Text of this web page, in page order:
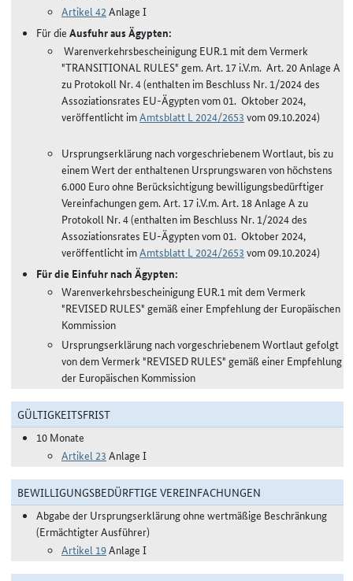
Artikel 42 Anlage I
Für die Ausfuhr aus Ägypten:
Warenverkehrsbescheinigung EUR.1 mit dem Vermerk
"TRANSITIONAL RULES" gem. Art. 17 i.V.m. Art. 20 Anlage A
zu Protokoll Nr. 4 (enthalten im Beschluss Nr. 1/2024 des
Assoziationsrates EU-Ägypten vom 01. Oktober 2024,
veröffentlicht imAmtsblatt L 2024/2653 vom 09.10.2024)
Ursprungserklärung nach vorgeschriebenem Wortlaut, bis zu
einem Wert der enthaltenen Ursprungswaren von höchstens
6.000 Euro ohne Berücksichtigung bewilligungsbedürftiger
Vereinfachungen gem. Art. 17 i.V.m. Art. 18 Anlage A zu
Protokoll Nr. 4 (enthalten im Beschluss Nr. 1/2024 des
Assoziationsrates EU-Ägypten vom 01. Oktober 2024,
veröffentlicht imAmtsblatt L 2024/2653 vom 09.10.2024)
Für die Einfuhr nach Ägypten:
Warenverkehrsbescheinigung EUR.1 mit dem Vermerk
"REVISED RULES" gemäß einer Empfehlung der Europäischen
Kommission
Ursprungserklärung nach vorgeschriebenem Wortlaut gefolgt
von dem Vermerk "REVISED RULES" gemäß einer Empfehlung
der Europäischen Kommission
GÜLTIGKEITSFRIST
10 Monate
Artikel 23 Anlage I
BEWILLIGUNGSBEDÜRFTIGE VEREINFACHUNGEN
Abgabe der Ursprungserklärung ohne wertmäßige Beschränkung
(Ermächtigter Ausführer)
Artikel 19Anlage I